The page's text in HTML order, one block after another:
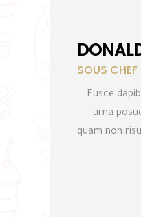
SOUS CHEF
Fusce
urna
quam non